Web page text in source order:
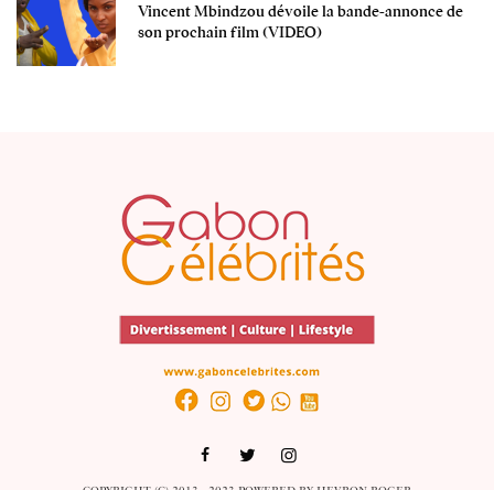
Vincent Mbindzou dévoile la bande-annonce de
son prochain film (VIDEO)